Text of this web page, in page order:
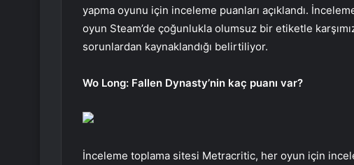
yapma oyunu için inceleme puanları açıklandı.
oyun Steam’de çoğunlukla olumsuz bir etiketle
sorunlardan kaynaklandığı belirtiliyor.
Wo Long: Fallen Dynasty’nin kaç puanı var?
İnceleme toplama sitesi Metracritic, her oyun için